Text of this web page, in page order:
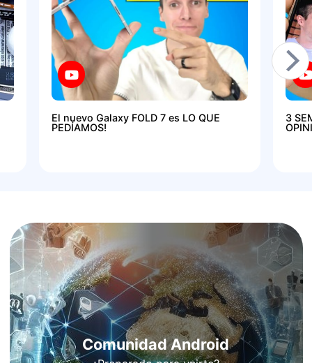
El nuevo Galaxy FOLD 7 es LO QUE
PEDÍAMOS!
3
Comunidad Android